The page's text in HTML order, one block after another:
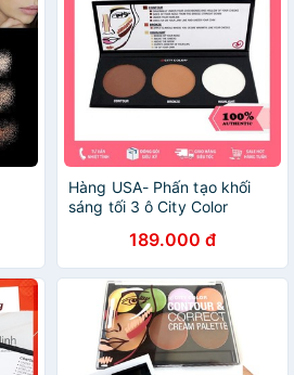
Hàng USA- Phấn tạo khối
sáng tối 3 ô City Color
Chuẩn Auth 100%
189.000 đ